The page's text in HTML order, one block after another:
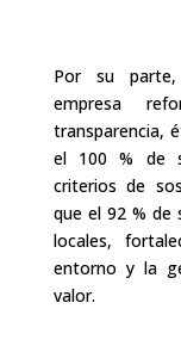
Por su
empresa
transparencia,
el 100 % de
criterios de
que el 92 % de
locales,
entorno y la
valor.